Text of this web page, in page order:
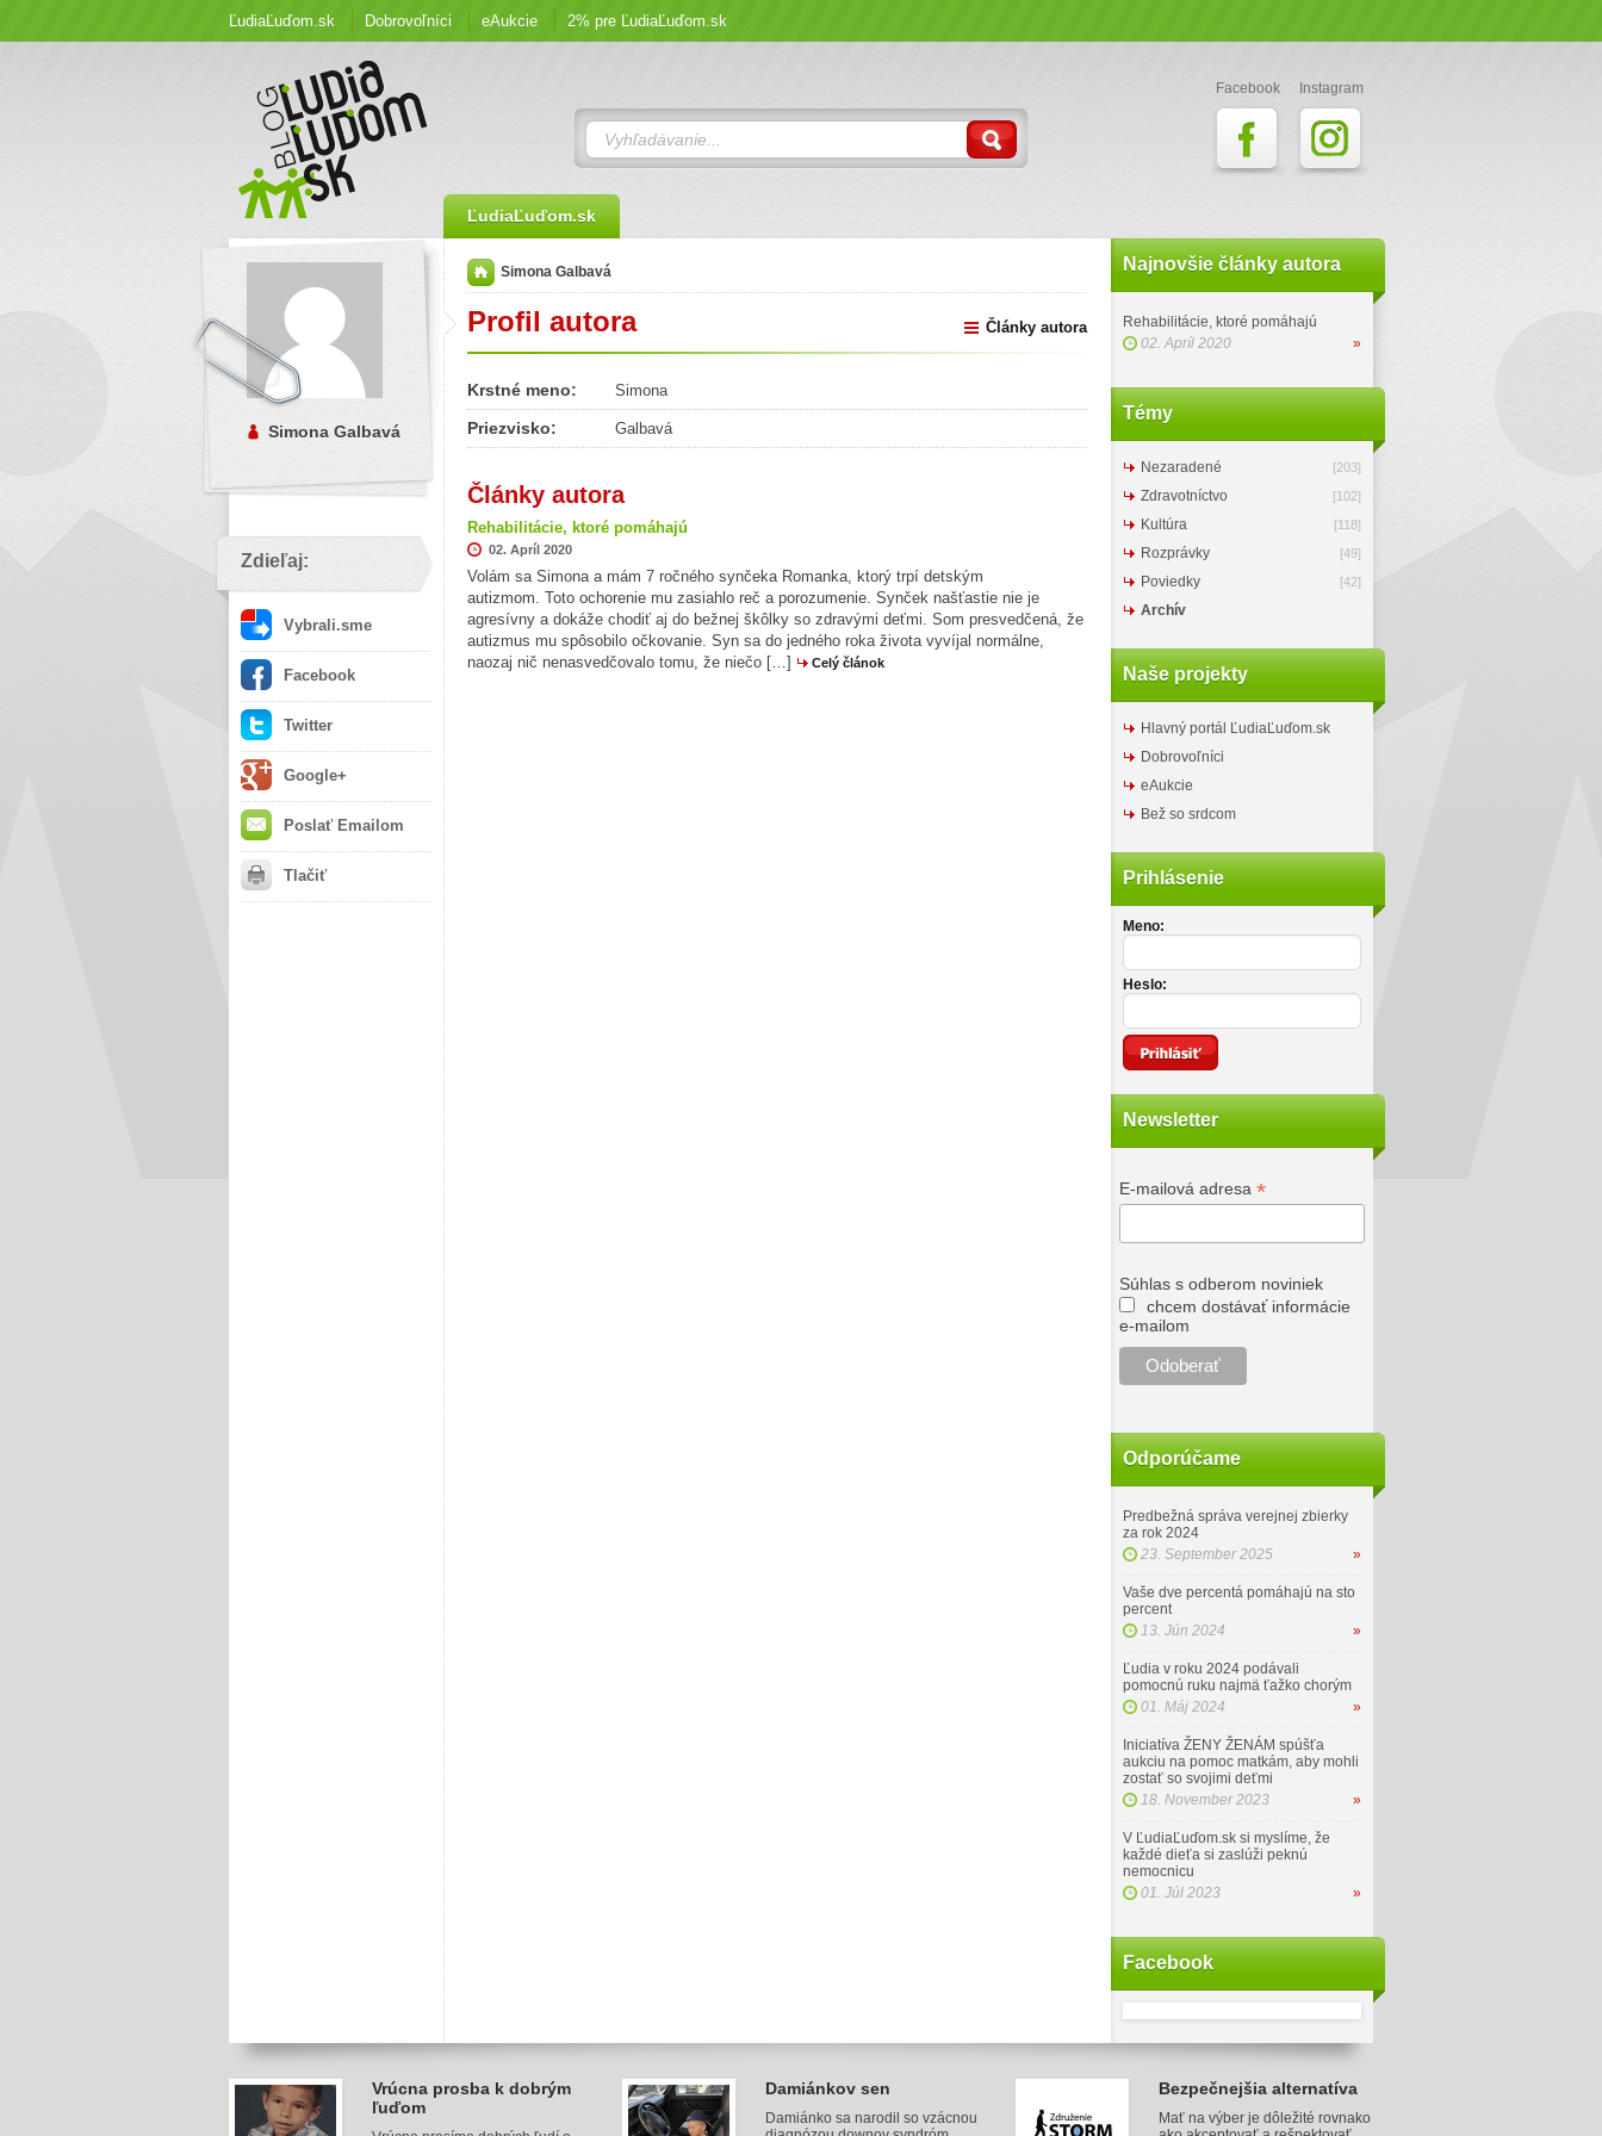
ĽudiaĽuďom.sk Dobrovoľníci eAukcie 2% pre ĽudiaĽuďom.sk
Facebook Instagram
ĽudiaĽuďom.sk
Simona Galbavá
Zdieľaj:
Vybrali.sme
Facebook
Twitter
Google+
Poslať Emailom
Tlačiť
Simona Galbavá
Profil autora Články autora
Krstné meno: Simona
Priezvisko: Galbavá
Články autora
Rehabilitácie, ktoré pomáhajú
02. Apríl 2020
Volám sa Simona a mám 7 ročného synčeka Romanka, ktorý trpí detským
autizmom. Toto ochorenie mu zasiahlo reč a porozumenie. Synček našťastie nie je
agresívny a dokáže chodiť aj do bežnej škôlky so zdravými deťmi. Som presvedčená, že
autizmus mu spôsobilo očkovanie. Syn sa do jedného roka života vyvíjal normálne,
naozaj nič nenasvedčovalo tomu, že niečo […]
Celý článok
Najnovšie články autora
Rehabilitácie, ktoré pomáhajú
02. Apríl 2020
»
Témy
Nezaradené [203]
Zdravotníctvo [102]
Kultúra [118]
Rozprávky [49]
Poviedky [42]
Archív
Naše projekty
Hlavný portál ĽudiaĽuďom.sk
Dobrovoľníci
eAukcie
Bež so srdcom
Prihlásenie
Meno:
Heslo:
Newsletter
E-mailová adresa *
Súhlas s odberom noviniek
chcem dostávať informácie
e-mailom
Odporúčame
Predbežná správa verejnej zbierky
za rok 2024
23. September 2025
»
Vaše dve percentá pomáhajú na sto
percent
13. Jún 2024
»
Ľudia v roku 2024 podávali
pomocnú ruku najmä ťažko chorým
01. Máj 2024
»
Iniciatíva ŽENY ŽENÁM spúšťa
aukciu na pomoc matkám, aby mohli
zostať so svojimi deťmi
18. November 2023
»
V ĽudiaĽuďom.sk si myslíme, že
každé dieťa si zaslúži peknú
nemocnicu
01. Júl 2023
»
Facebook
Vrúcna prosba k dobrým
ľuďom
Damiánkov sen
Damiánko sa narodil so vzácnou
Bezpečnejšia alternatíva
Mať na výber je dôležité rovnako